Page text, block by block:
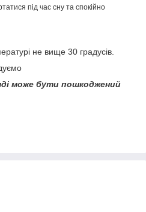
під час сну та спокійно
не вище 30 градусів.
може бути пошкоджений